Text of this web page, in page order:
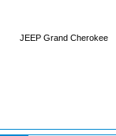
JEEP Grand Cherokee